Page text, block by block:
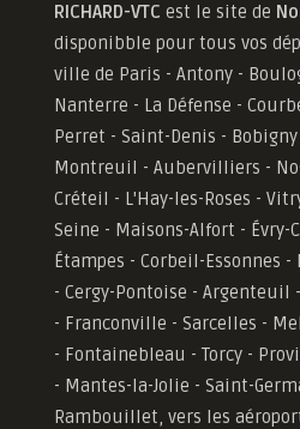
RICHARD-VTC est le site de
disponibble pour tous vos
ville de Paris - Antony -
Nanterre - La Défense -
Perret - Saint-Denis - Bobigny
Montreuil - Aubervilliers -
Créteil - L'Hay-les-Roses -
Seine - Maisons-Alfort - Évry-
Étampes - Corbeil-Essonnes -
- Cergy-Pontoise - Argenteuil
- Franconville - Sarcelles -
- Fontainebleau - Torcy -
- Mantes-la-Jolie - Saint-
Rambouillet, vers les